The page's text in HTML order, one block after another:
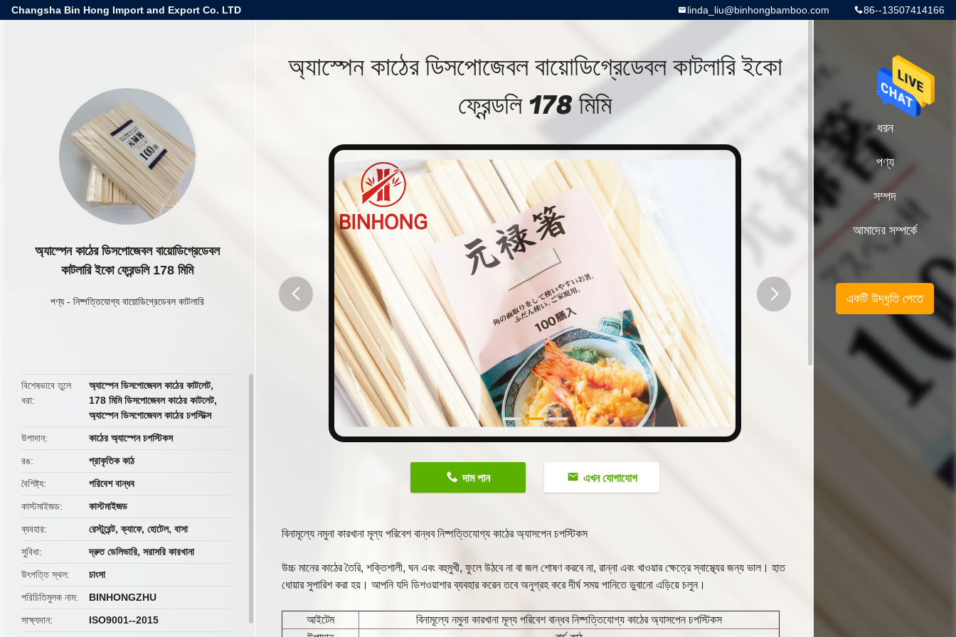
Changsha Bin Hong Import and Export Co. LTD 86--13507414166
linda_liu@binhongbamboo.com
অ্যাস্পেন কাঠের ডিসপোজেবল বায়োডিগ্রেডেবল
কাটলারি ইকো ফ্রেন্ডলি 178 মিমি
পণ্য - নিষ্পত্তিযোগ্য বায়োডিগ্রেডেবল কাটলারি
বিশেষভাবে তুলে
ধরা
অ্যাস্পেন ডিসপোজেবল কাঠের কাটলেট,
178 মিমি ডিসপোজেবল কাঠের কাটলেট,
অ্যাস্পেন ডিসপোজেবল কাঠের চপস্টিক্স
উপাদান
কাঠের অ্যাস্পেন চপস্টিকস
রঙ
প্রাকৃতিক কাঠ
বৈশিষ্ট্য
পরিবেশ বান্ধব
কাস্টমাইজড
কাস্টমাইজড
ব্যবহার
রেস্টুরেন্ট, ক্যাফে, হোটেল, বাসা
সুবিধা
দ্রুত ডেলিভারি, সরাসরি কারখানা
উৎপত্তি স্থল
চাংসা
পরিচিতিমুলক নাম
BINHONGZHU
সাক্ষ্যদান
ISO9001--2015
অ্যাস্পেন কাঠের ডিসপোজেবল বায়োডিগ্রেডেবল কাটলারি ইকো
ফ্রেন্ডলি 178 মিমি
দাম পান এখন যোগাযোগ
বিনামূল্যে নমুনা কারখানা মূল্য পরিবেশ বান্ধব নিষ্পত্তিযোগ্য কাঠের অ্যাসপেন চপস্টিকস
উচ্চ মানের কাঠের তৈরি, শক্তিশালী, ঘন এবং বহুমুখী, ফুলে উঠবে না বা জল শোষণ করবে না, রান্না এবং খাওয়ার ক্ষেত্রে স্বাস্থ্যের জন্য ভাল। হাত
ধোয়ার সুপারিশ করা হয়। আপনি যদি ডিশওয়াশার ব্যবহার করেন তবে অনুগ্রহ করে দীর্ঘ সময় পানিতে ডুবানো এড়িয়ে চলুন।
আইটেম
বিনামূল্যে নমুনা কারখানা মূল্য পরিবেশ বান্ধব নিষ্পত্তিযোগ্য কাঠের অ্যাসপেন চপস্টিকস
বাড়ি
ধরন
পণ্য
সম্পদ
আমাদের সম্পর্কে
একটি উদ্ধৃতি পেতে